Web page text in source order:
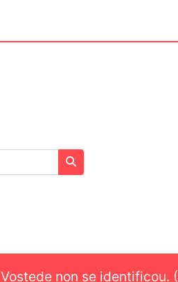
Buscar cursos
Vostede non se identificou. (